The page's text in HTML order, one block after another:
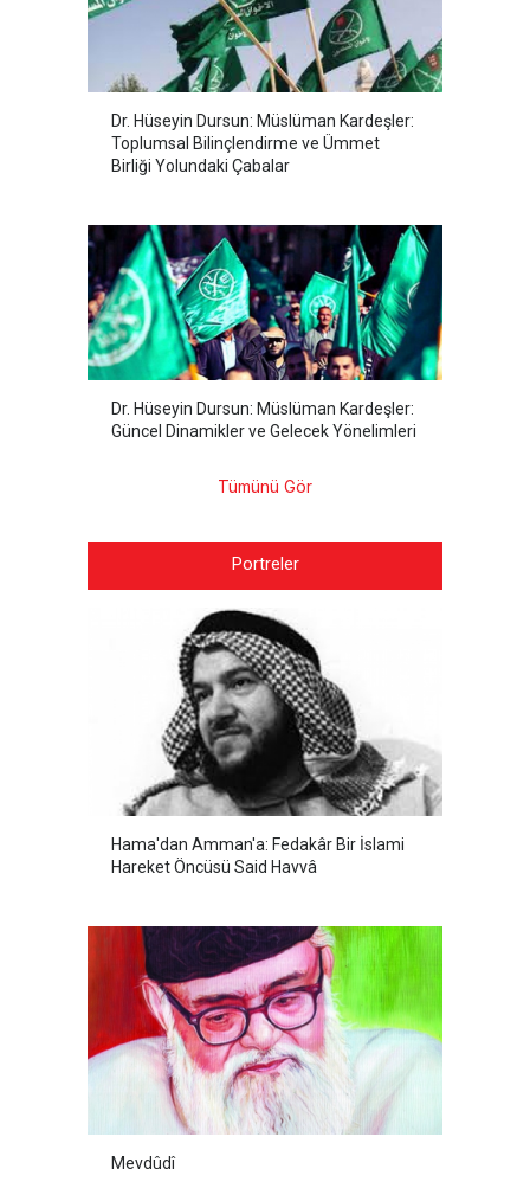
Dr. Hüseyin Dursun: Müslüman Kardeşler:
Toplumsal Bilinçlendirme ve Ümmet
Birliği Yolundaki Çabalar
Dr. Hüseyin Dursun: Müslüman Kardeşler:
Güncel Dinamikler ve Gelecek Yönelimleri
Tümünü Gör
Portreler
Hama'dan Amman'a: Fedakâr Bir İslami
Hareket Öncüsü Said Havvâ
Mevdûdî